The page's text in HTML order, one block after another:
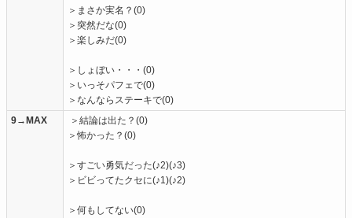
＞まさか実名？(0)
＞突然だな(0)
＞楽しみだ(0)
＞しょぼい・・・(0)
＞いっそパフェで(0)
＞なんならステーキで(0)
9→MAX
＞結論は出た？(0)
＞怖かった？(0)
＞すごい勇気だった(♪2)(♪3)
＞ビビってたクセに(♪1)(♪2)
＞何もしてない(0)